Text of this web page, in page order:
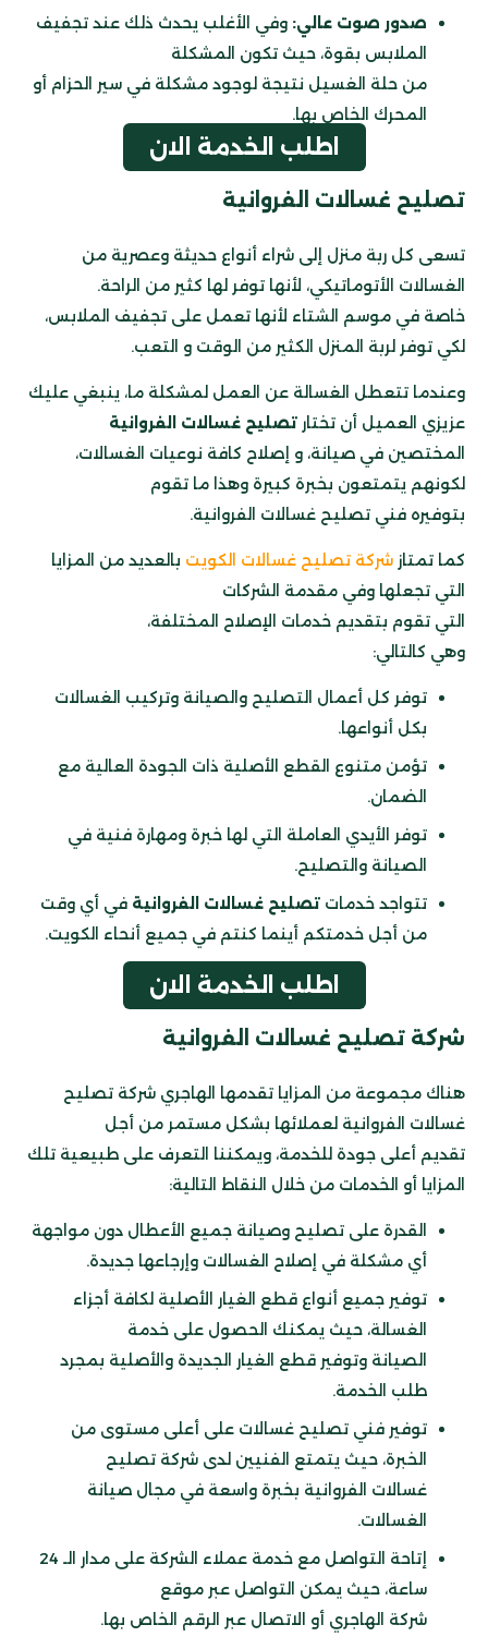
صدور صوت عالي: وفي الأغلب يحدث ذلك عند تجفيف
الملابس بقوة، حيث تكون المشكلة
من حلة الغسيل نتيجة لوجود مشكلة في سير الحزام أو
المحرك الخاص بها.
اطلب الخدمة الان
تصليح غسالات الفروانية
تسعى كل ربة منزل إلى شراء أنواع حديثة وعصرية من
الغسالات الأتوماتيكي، لأنها توفر لها كثير من الراحة.
خاصة في موسم الشتاء لأنها تعمل على تجفيف الملابس،
لكي توفر لربة المنزل الكثير من الوقت و التعب.
وعندما تتعطل الغسالة عن العمل لمشكلة ما، ينبغي عليك
عزيزي العميل أن تختار تصليح غسالات الفروانية
المختصين في صيانة، و إصلاح كافة نوعيات الغسالات،
لكونهم يتمتعون بخبرة كبيرة وهذا ما تقوم
بتوفيره فني تصليح غسالات الفروانية.
كما تمتاز شركة تصليح غسالات الكويت بالعديد من المزايا
التي تجعلها وفي مقدمة الشركات
التي تقوم بتقديم خدمات الإصلاح المختلفة،
وهي كالتالي:
توفر كل أعمال التصليح والصيانة وتركيب الغسالات
بكل أنواعها.
تؤمن متنوع القطع الأصلية ذات الجودة العالية مع
الضمان.
توفر الأيدي العاملة التي لها خبرة ومهارة فنية في
الصيانة والتصليح.
تتواجد خدمات تصليح غسالات الفروانية في أي وقت
من أجل خدمتكم أينما كنتم في جميع أنحاء الكويت.
اطلب الخدمة الان
شركة تصليح غسالات الفروانية
هناك مجموعة من المزايا تقدمها الهاجري شركة تصليح
غسالات الفروانية لعملائها بشكل مستمر من أجل
تقديم أعلى جودة للخدمة، ويمكننا التعرف على طبيعية تلك
المزايا أو الخدمات من خلال النقاط التالية:
القدرة على تصليح وصيانة جميع الأعطال دون مواجهة
أي مشكلة في إصلاح الغسالات وإرجاعها جديدة.
توفير جميع أنواع قطع الغيار الأصلية لكافة أجزاء
الغسالة، حيث يمكنك الحصول على خدمة
الصيانة وتوفير قطع الغيار الجديدة والأصلية بمجرد
طلب الخدمة.
توفير فني تصليح غسالات على أعلى مستوى من
الخبرة، حيث يتمتع الفنيين لدى شركة تصليح
غسالات الفروانية بخبرة واسعة في مجال صيانة
الغسالات.
إتاحة التواصل مع خدمة عملاء الشركة على مدار الـ 24
ساعة، حيث يمكن التواصل عبر موقع
شركة الهاجري أو الاتصال عبر الرقم الخاص بها.